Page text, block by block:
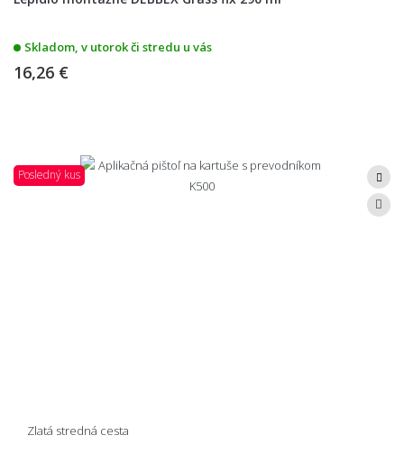
Skladom, v utorok či stredu u vás
16,26 €
Posledný kus
Zlatá stredná cesta